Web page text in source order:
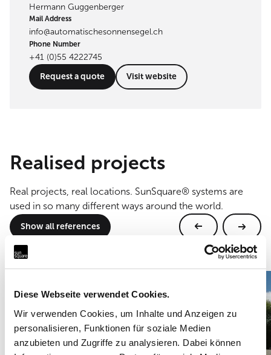
Diese Webseite verwendet Cookies.
Wir verwenden Cookies, um Inhalte und Anzeigen zu
personalisieren, Funktionen für soziale Medien
anzubieten und Zugriffe zu analysieren. Dabei können
Hermann Guggenberger
Mail Address
info@automatischesonnensegel.ch
Phone Number
+41 (0)55 4222745
Request a quote
Visit website
Realised projects
Real projects, real locations. SunSquare® systems are
used in so many different ways around the world.
Show all references